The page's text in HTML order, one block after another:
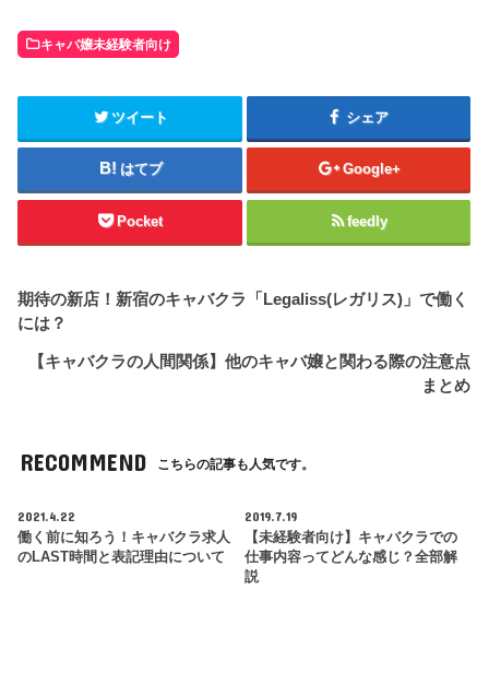
キャバ嬢未経験者向け
ツイート シェア
はてブ Google+
Pocket feedly
期待の新店！新宿のキャバクラ「Legaliss(レガリス)」で働く
には？
【キャバクラの人間関係】他のキャバ嬢と関わる際の注意点
まとめ
RECOMMEND こちらの記事も人気です。
2021.4.22
働く前に知ろう！キャバクラ求人
のLAST時間と表記理由について
2019.7.19
【未経験者向け】キャバクラでの
仕事内容ってどんな感じ？全部解
説